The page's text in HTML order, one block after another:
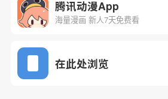
腾讯动漫App
海量漫画 新人7天免费看
在此处浏览